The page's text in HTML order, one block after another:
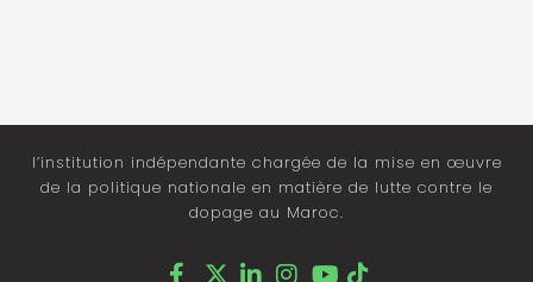
l’institution indépendante chargée de la mise en œuvre
de la politique nationale en matière de lutte contre le
dopage au Maroc.